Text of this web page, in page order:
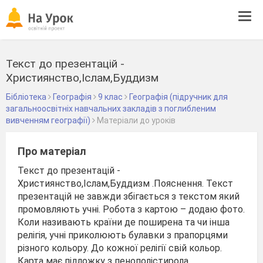
Текст до презентацій -
Християнство,Іслам,Буддизм
Бібліотека Географія 9 клас
Географія (підручник для
загальноосвітніх навчальних закладів з поглибленим
вивченням географії)
Матеріали до уроків
Про матеріал
Текст до презентацій -
Християнство,Іслам,Буддизм .Пояснення. Текст
презентацій не завжди збігається з текстом який
промовляють учні. Робота з картою – додаю фото.
Коли називають країни де поширена та чи інша
релігія, учні приколюють булавки з прапорцями
різного кольору. До кожної релігії свій кольор.